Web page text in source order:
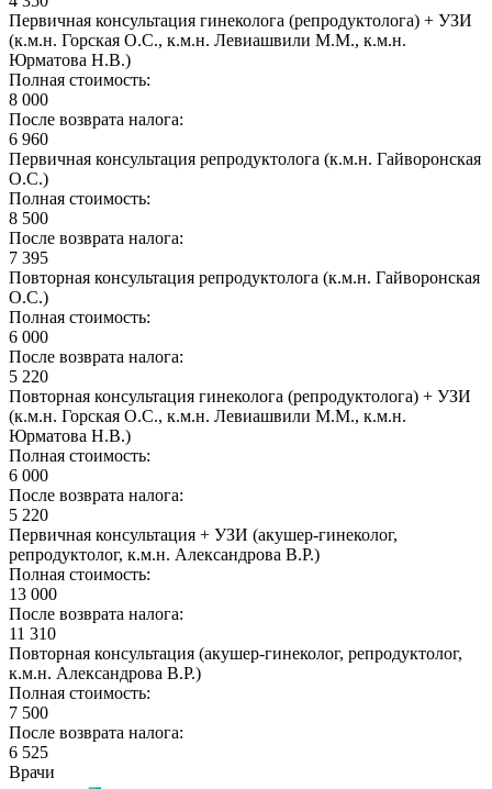
Первичная консультация гинеколога (репродуктолога) + УЗИ
(к.м.н. Горская О.С., к.м.н. Левиашвили М.М., к.м.н.
Юрматова Н.В.)
Полная стоимость:
8 000
После возврата налога:
6 960
Первичная консультация репродуктолога (к.м.н. Гайворонская
О.С.)
Полная стоимость:
8 500
После возврата налога:
7 395
Повторная консультация репродуктолога (к.м.н. Гайворонская
О.С.)
Полная стоимость:
6 000
После возврата налога:
5 220
Повторная консультация гинеколога (репродуктолога) + УЗИ
(к.м.н. Горская О.С., к.м.н. Левиашвили М.М., к.м.н.
Юрматова Н.В.)
Полная стоимость:
6 000
После возврата налога:
5 220
Первичная консультация + УЗИ (акушер-гинеколог,
репродуктолог, к.м.н. Александрова В.Р.)
Полная стоимость:
13 000
После возврата налога:
11 310
Повторная консультация (акушер-гинеколог, репродуктолог,
к.м.н. Александрова В.Р.)
Полная стоимость:
7 500
После возврата налога:
6 525
Врачи